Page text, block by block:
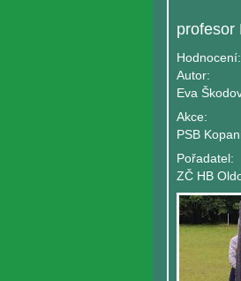
profesor
Hodnocení:
Autor:
Eva
Akce:
Pořadatel:
ZČ HB